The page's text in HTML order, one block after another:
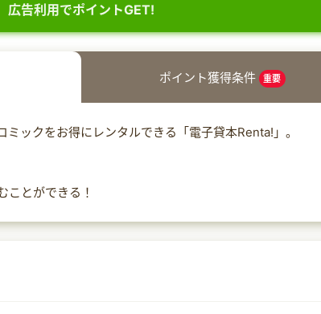
広告利用でポイントGET!
ポイント獲得条件 重要
ックをお得にレンタルできる「電子貸本Renta!」。
ことができる！